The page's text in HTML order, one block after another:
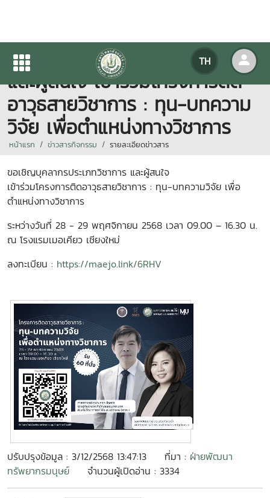
TH
ขอเชิญบุคลากรประเภทวิชาการ
และผู้สนใจ เข้าร่วมโครงการติด
อาวุธสายวิชาการ : ทุน-บทความ
วิจัย เพื่อตำแหน่งทางวิชาการ
หน้าแรก ข่าวสารกิจกรรม รายละเอียดข่าวสาร
ขอเชิญบุคลากรประเภทวิชาการ และผู้สนใจ
เข้าร่วมโครงการติดอาวุธสายวิชาการ : ทุน-บทความวิจัย เพื่อ
ตำแหน่งทางวิชาการ
ระหว่างวันที่ 28 - 29 พฤศจิกายน 2568 เวลา 09.00 – 16.30 น.
ณ โรงแรมเมอเคียว เชียงใหม่
ลงทะเบียน : https://maejo.link/6RHV
ปรับปรุงข้อมูล : 3/12/2568 13:47:13 ที่มา : ฝ่ายพัฒนา
ทรัพยากรมนุษย์
จำนวนผู้เปิดอ่าน : 3334